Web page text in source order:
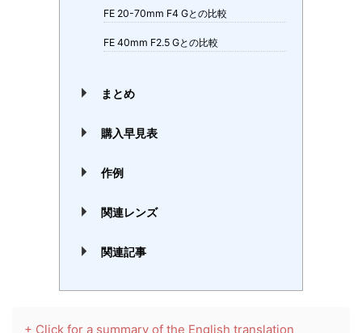
FE 20-70mm F4 Gとの比較
FE 40mm F2.5 Gとの比較
まとめ
購入早見表
作例
関連レンズ
関連記事
+ Click for a summary of the English translation